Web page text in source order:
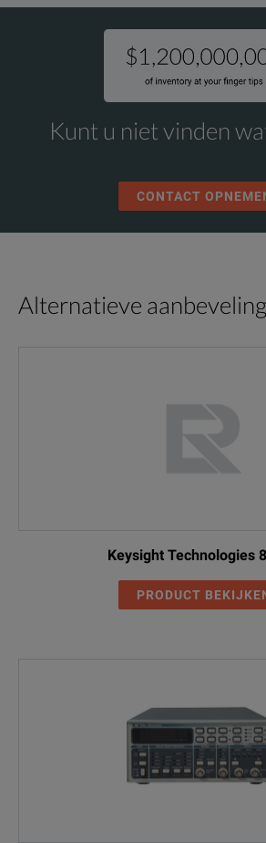
Kunt u niet vinden
CONTACT
Alternatieve
Keysight Technologies
PRODUCT